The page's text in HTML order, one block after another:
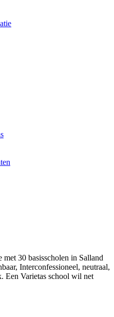
met 30 basisscholen in Salland
Interconfessioneel, neutraal,
Een Varietas school wil net